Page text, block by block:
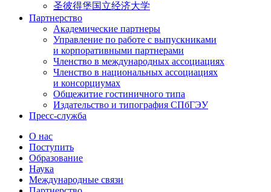
圣彼得堡国立经济大学
Партнерство
Академические партнеры
Управление по работе с выпускниками
и корпоративными партнерами
Членство в международных ассоциациях
Членство в национальных ассоциациях
и консорциумах
Общежитие гостиничного типа
Издательство и типография СПбГЭУ
Пресс-служба
О нас
Поступить
Образование
Наука
Международные связи